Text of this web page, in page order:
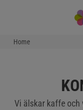
Home
Vi älskar kaffe och